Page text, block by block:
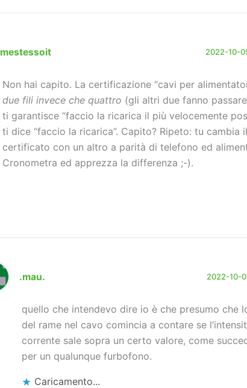
mestessoit 2022-10-
Non hai capito. La certificazione “cavi per
due fili invece che quattro (gli altri due fanno
ti garantisce “faccio la ricarica il più velocemente
ti dice “faccio la ricarica”. Capito? Ripeto: tu cambia
certificato con un altro a parità di telefono ed
Cronometra ed apprezza la differenza ;-).
.mau. 2022-10-
quello che intendevo dire io è che presumo che
del rame nel cavo comincia a contare se
corrente sale sopra un certo valore, come
per un qualunque furbofono.
Caricamento...